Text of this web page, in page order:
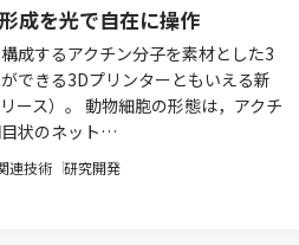
成を光で自在に操作
成するアクチン分子を素材とした3
できる3Dプリンターともいえる新
ース）。 動物細胞の形態は，アクチ
状のネット…
連技術 研究開発